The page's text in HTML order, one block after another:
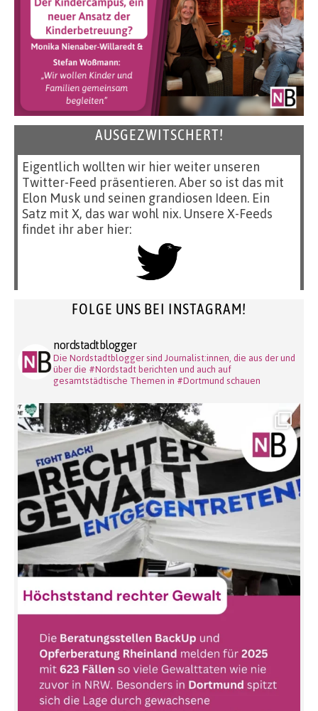
AUSGEZWITSCHERT!
Eigentlich wollten wir hier weiter unseren
Twitter-Feed präsentieren. Aber so ist das mit
Elon Musk und seinen grandiosen Ideen. Ein
Satz mit X, das war wohl nix. Unsere X-Feeds
findet ihr aber hier:
FOLGE UNS BEI INSTAGRAM!
nordstadtblogger
Die Nordstadtblogger sind Journalist:innen, die aus der und
über die #Nordstadt berichten und auch auf
gesamtstädtische Themen in #Dortmund schauen